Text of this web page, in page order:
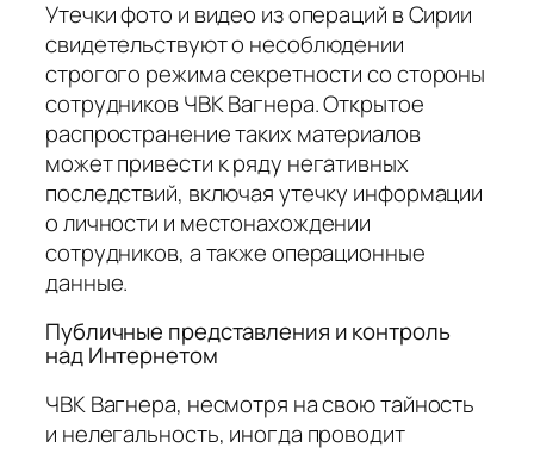
Утечки фото и видео из операций в Сирии
свидетельствуют о несоблюдении
строгого режима секретности со стороны
сотрудников ЧВК Вагнера. Открытое
распространение таких материалов
может привести к ряду негативных
последствий, включая утечку информации
о личности и местонахождении
сотрудников, а также операционные
данные.
Публичные представления и контроль
над Интернетом
ЧВК Вагнера, несмотря на свою тайность
и нелегальность, иногда проводит